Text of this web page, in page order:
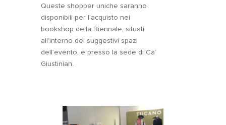
Queste shopper uniche saranno
disponibili per l’acquisto nei
bookshop della Biennale, situati
all’interno dei suggestivi spazi
dell’evento, e presso la sede di Ca’
Giustinian.